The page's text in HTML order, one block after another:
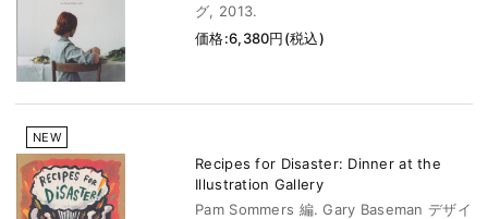
グ, 2013.
価格:6,380円(税込)
NEW
Recipes for Disaster: Dinner at the
Illustration Gallery
Pam Sommers 編. Gary Baseman デザイ